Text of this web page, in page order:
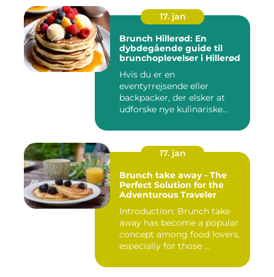
17. jan
Brunch Hillerød: En
dybdegående guide til
brunchoplevelser i Hillerød
Hvis du er en
eventyrrejsende eller
backpacker, der elsker at
udforske nye kulinariske
17. jan
Brunch take away - The
Perfect Solution for the
Adventurous Traveler
Introduction: Brunch take
away has become a popular
concept among food lovers,
especially for those ...